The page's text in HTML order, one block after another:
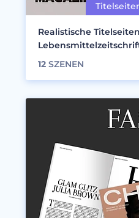
Realistische
12 SZENEN